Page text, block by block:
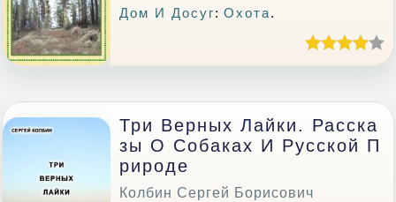
Дом И Досуг:Охота.
Три Верных Лайки. Расска
Зы О Собаках И Русской П
Рироде
Колбин Сергей Борисович